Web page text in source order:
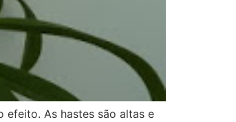
efeito. As hastes são altas e